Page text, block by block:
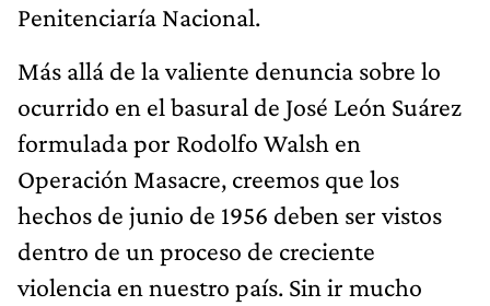
Penitenciaría Nacional.
Más allá de la valiente denuncia sobre lo
ocurrido en el basural de José León Suárez
formulada por Rodolfo Walsh en
Operación Masacre, creemos que los
hechos de junio de 1956 deben ser vistos
dentro de un proceso de creciente
violencia en nuestro país. Sin ir mucho